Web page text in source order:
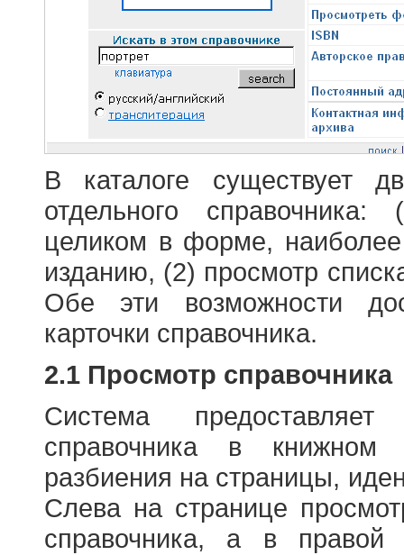
В каталоге существует
отдельного
целиком в форме,
изданию, (2) просмотр
Обе эти возможности
карточки справочника.
2.1 Просмотр справочника
Система
справочника в
разбиения на страницы,
Слева на странице
справочника, а в правой